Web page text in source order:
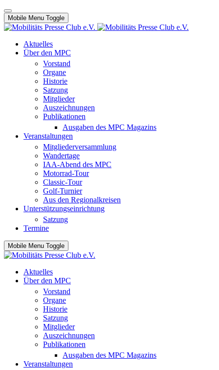
Mobile Menu Toggle
Aktuelles
Über den MPC
Vorstand
Organe
Historie
Satzung
Mitglieder
Auszeichnungen
Publikationen
Ausgaben des MPC Magazins
Veranstaltungen
Mitgliederversammlung
Wandertage
IAA-Abend des MPC
Motorrad-Tour
Classic-Tour
Golf-Turnier
Aus den Regionalkreisen
Unterstützungseinrichtung
Satzung
Termine
Mobile Menu Toggle
Aktuelles
Über den MPC
Vorstand
Organe
Historie
Satzung
Mitglieder
Auszeichnungen
Publikationen
Ausgaben des MPC Magazins
Veranstaltungen